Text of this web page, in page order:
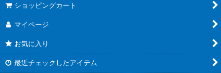
ショッピングカート
マイページ
お気に入り
最近チェックしたアイテム